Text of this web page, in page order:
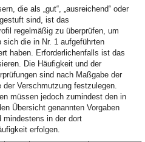
die als „gut“, „ausreichend“ oder
sind, ist das
regelmäßig zu überprüfen, um
die in Nr. 1 aufgeführten
haben. Erforderlichenfalls ist das
Die Häufigkeit und der
sind nach Maßgabe der
der Verschmutzung festzulegen.
müssen jedoch zumindest den in
Übersicht genannten Vorgaben
mindestens in der dort
erfolgen.